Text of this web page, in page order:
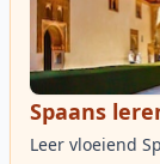
Spaans
Leer vloeiend